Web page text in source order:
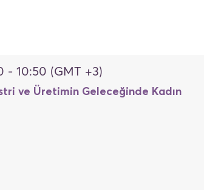
- 10:50 (GMT +3)
ve Üretimin Geleceğinde Kadın